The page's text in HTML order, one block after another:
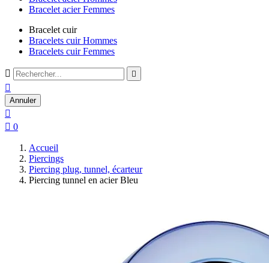
Bracelet acier Femmes
Bracelet cuir
Bracelets cuir Hommes
Bracelets cuir Femmes
 

Annuler

 0
Accueil
Piercings
Piercing plug, tunnel, écarteur
Piercing tunnel en acier Bleu